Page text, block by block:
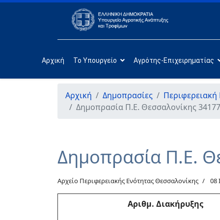
Αρχική Το Υπουργείο Αγρότης-Επιχειρηματίας
Αρχική Δημοπρασίες
Δημοπρασία Π.Ε. Θεσσαλονίκης
Δημοπρασία Π.Ε.
Αρχείο Περιφερειακής Ενότητας Θεσσαλονίκης 08
Αριθμ. Διακήρυξης